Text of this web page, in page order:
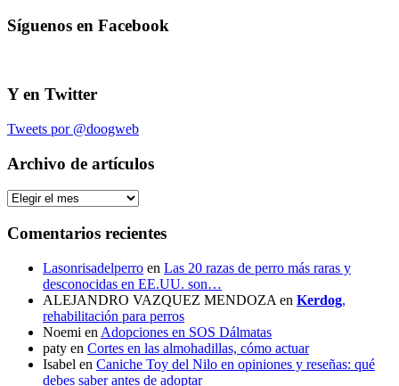
Síguenos en Facebook
Y en Twitter
Tweets por @doogweb
Archivo de artículos
Archivo
artículos
Comentarios recientes
Lasonrisadelperro en Las 20 razas de perro más raras y
desconocidas en EE.UU. son…
ALEJANDRO VAZQUEZ MENDOZA en Kerdog,
rehabilitación para perros
Noemi en Adopciones en SOS Dálmatas
paty en Cortes en las almohadillas, cómo actuar
Isabel en Caniche Toy del Nilo en opiniones y reseñas: qué
debes saber antes de adoptar